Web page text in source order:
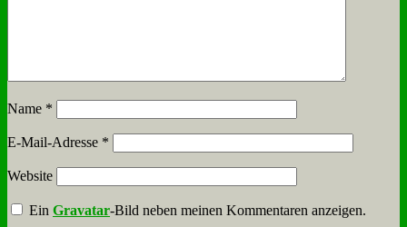
Name *
E-Mail-Adresse *
Website
EinGravatar-Bild neben meinen Kommentaren anzeigen.